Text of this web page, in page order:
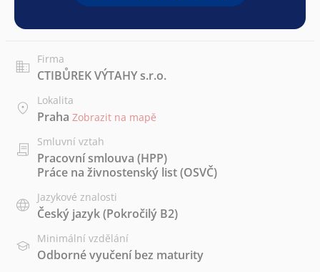
Firma
CTIBŮREK VÝTAHY s.r.o.
Lokalita
Praha Zobrazit na mapě
Smluvní vztah
Pracovní smlouva (HPP)
Práce na živnostenský list (OSVČ)
Jazykové znalosti
Český jazyk(Pokročilý B2)
Minimální vzdělání
Odborné vyučení bez maturity